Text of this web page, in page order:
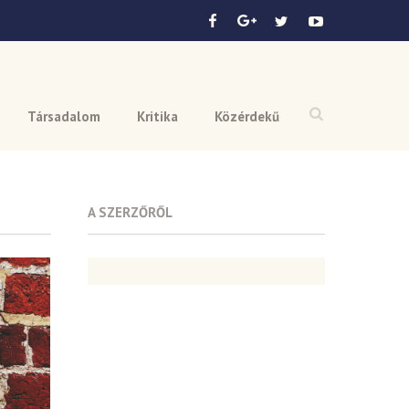
Társadalom Kritika Közérdekű
A SZERZŐRŐL